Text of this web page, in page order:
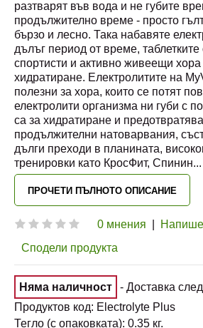
разтварят във вода и не губите
продължително време - просто
бързо и лесно. Така набавяте
дълъг период от време,
спортисти и активно живеещи
хидратиране. Електролитите на
полезни за хора, които се потят
електролити организма ни губи с
са за хидратиране и
продължителни натоварвания,
дълги преходи в планината,
тренировки като КросФит, Спинин...
ПРОЧЕТИ ПЪЛНОТО ОПИСАНИЕ
0 мнения
Сподели продукта
Няма наличност
- Доставка
Продуктов код: Electrolyte Plus
Тегло (с опаковката): 0.35 кг.